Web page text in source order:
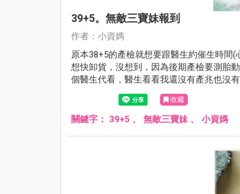
39+5。無敵三寶妹報到
作者：小資媽
原本38+5的產檢就想要跟醫生約催生時間
想快卸貨，沒想到，因為後期產檢要測胎
個醫生代看，醫生看看我還沒有產兆也沒
測宮縮頻率，真的很怕產兆忽然來會來不
收藏
關鍵字： 39+5 、 無敵三寶妹 、 小資媽